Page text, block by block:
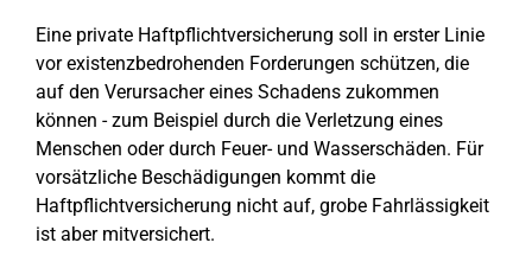
Eine private Haftpflichtversicherung soll in erster Linie
vor existenzbedrohenden Forderungen schützen, die
auf den Verursacher eines Schadens zukommen
können - zum Beispiel durch die Verletzung eines
Menschen oder durch Feuer- und Wasserschäden. Für
vorsätzliche Beschädigungen kommt die
Haftpflichtversicherung nicht auf, grobe Fahrlässigkeit
ist aber mitversichert.